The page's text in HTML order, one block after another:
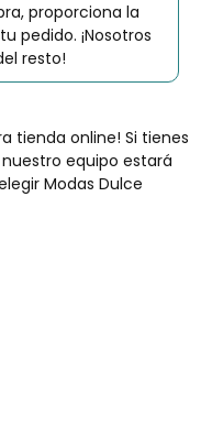
proporciona la
pedido. ¡Nosotros
resto!
tienda online! Si tienes
equipo estará
Modas Dulce